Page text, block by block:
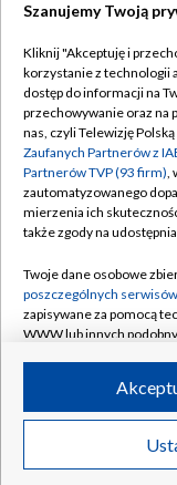
Abonament TVP
Emisja w TVP
Centrum
Naziemna
Rada Programowa
System NOS
Informacje o
Program dla prasy
Ogłoszenie
©2026
Szanujemy Twoją
Kliknij "Akceptuję i
korzystanie z technologii
dostęp do informacji na
przechowywanie oraz na
nas, czyli Telewizję
Zaufanych Partnerów z
Partnerów TVP (93 firm),
zautomatyzowanego
mierzenia ich
także zgody na
Twoje dane osobowe
poszczególnych serwisów
zapisywane za pomocą
WWW lub innych
ruchu w Internecie.
Twoje dane osobowe
poszczególnych serwisów